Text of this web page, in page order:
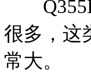
Q355B
很多，这
常大。